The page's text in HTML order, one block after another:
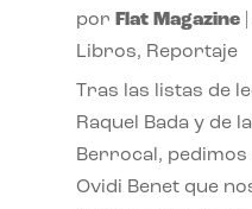
por Flat Magazine|
Libros, Reportaje
Tras las listas de
Raquel Bada y de
Berrocal,
Ovidi Benet que